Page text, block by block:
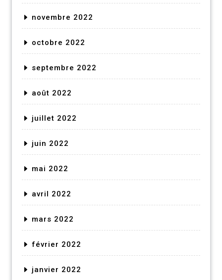
novembre 2022
octobre 2022
septembre 2022
août 2022
juillet 2022
juin 2022
mai 2022
avril 2022
mars 2022
février 2022
janvier 2022